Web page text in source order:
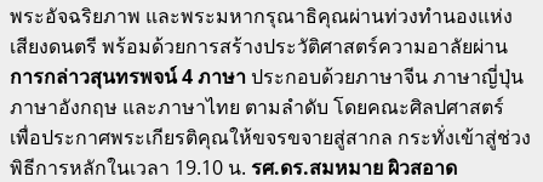
พระอัจฉริยภาพ และพระมหากรุณาธิคุณผ่านท่วงทำนองแห่ง
เสียงดนตรี พร้อมด้วยการสร้างประวัติศาสตร์ความอาลัยผ่าน
การกล่าวสุนทรพจน์ 4 ภาษาประกอบด้วยภาษาจีน ภาษาญี่ปุ่น
ภาษาอังกฤษ และภาษาไทย ตามลำดับ โดยคณะศิลปศาสตร์
เพื่อประกาศพระเกียรติคุณให้ขจรขจายสู่สากล กระทั่งเข้าสู่ช่วง
พิธีการหลักในเวลา 19.10 น. รศ.ดร.สมหมาย ผิวสอาด